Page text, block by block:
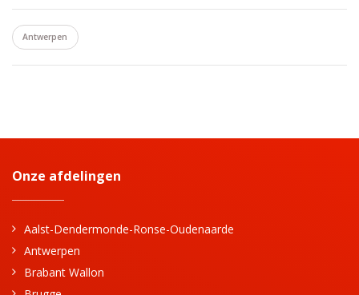
Antwerpen
Onze afdelingen
Aalst-Dendermonde-Ronse-Oudenaarde
Antwerpen
Brabant Wallon